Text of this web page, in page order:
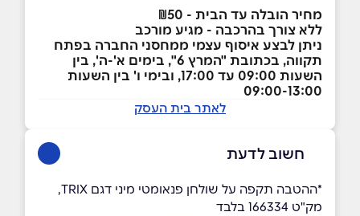
מחיר הובלה עד הבית - ₪50
ללא צורך בהרכבה - מגיע מורכב
ניתן לבצע איסוף עצמי ממחסני החברה בפתח
תקווה, בכתובת "המרץ 6", בימים א'-ה', בין
השעות 09:00 עד 17:00, ובימי ו' בין השעות
09:00-13:00
לאתר בית העסק
חשוב לדעת
*ההטבה תקפה על שולחן פנאומטי מיני דגם TRIX,
מק"ט 166334 בלבד